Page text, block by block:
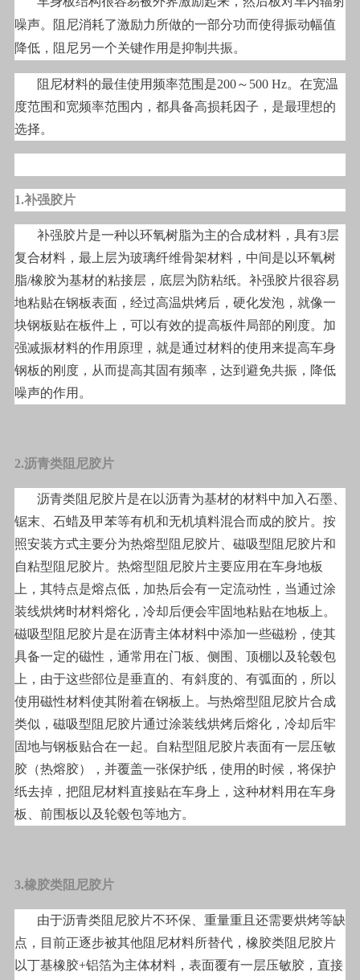
噪声。阻尼消耗了激励力所做的一部分功而使得振动幅值
降低，阻尼另一个关键作用是抑制共振。
阻尼材料的最佳使用频率范围是200～500 Hz。在宽温
度范围和宽频率范围内，都具备高损耗因子，是最理想的
选择。
1.补强胶片
补强胶片是一种以环氧树脂为主的合成材料，具有3层
复合材料，最上层为玻璃纤维骨架材料，中间是以环氧树
脂/橡胶为基材的粘接层，底层为防粘纸。补强胶片很容易
地粘贴在钢板表面，经过高温烘烤后，硬化发泡，就像一
块钢板贴在板件上，可以有效的提高板件局部的刚度。加
强减振材料的作用原理，就是通过材料的使用来提高车身
钢板的刚度，从而提高其固有频率，达到避免共振，降低
噪声的作用。
2.沥青类阻尼胶片
沥青类阻尼胶片是在以沥青为基材的材料中加入石墨、
锯末、石蜡及甲苯等有机和无机填料混合而成的胶片。按
照安装方式主要分为热熔型阻尼胶片、磁吸型阻尼胶片和
自粘型阻尼胶片。热熔型阻尼胶片主要应用在车身地板
上，其特点是熔点低，加热后会有一定流动性，当通过涂
装线烘烤时材料熔化，冷却后便会牢固地粘贴在地板上。
磁吸型阻尼胶片是在沥青主体材料中添加一些磁粉，使其
具备一定的磁性，通常用在门板、侧围、顶棚以及轮毂包
上，由于这些部位是垂直的、有斜度的、有弧面的，所以
使用磁性材料使其附着在钢板上。与热熔型阻尼胶片合成
类似，磁吸型阻尼胶片通过涂装线烘烤后熔化，冷却后牢
固地与钢板贴合在一起。自粘型阻尼胶片表面有一层压敏
胶（热熔胶），并覆盖一张保护纸，使用的时候，将保护
纸去掉，把阻尼材料直接贴在车身上，这种材料用在车身
板、前围板以及轮毂包等地方。
3.橡胶类阻尼胶片
由于沥青类阻尼胶片不环保、重量重且还需要烘烤等缺
点，目前正逐步被其他阻尼材料所替代，橡胶类阻尼胶片
以丁基橡胶+铝箔为主体材料，表面覆有一层压敏胶，直接